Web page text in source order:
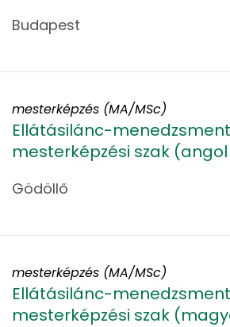
Budapest
Ellátásilánc-menedzsment
mesterképzési szak
Gödöllő
mesterképzés (MA/MSc)
Ellátásilánc-menedzsment
mesterképzési szak
mesterképzés (MA/MSc)